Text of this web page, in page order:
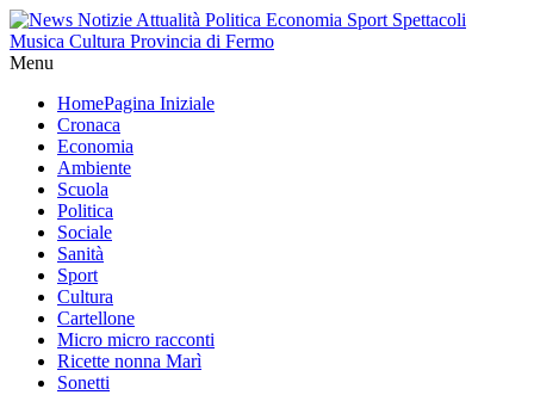
Menu
HomePagina Iniziale
Cronaca
Economia
Ambiente
Scuola
Politica
Sociale
Sanità
Sport
Cultura
Cartellone
Micro micro racconti
Ricette nonna Marì
Sonetti